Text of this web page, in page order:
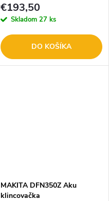
€193,50
Skladom 27 ks
DO KOŠÍKA
MAKITA DFN350Z Aku
klincovačka